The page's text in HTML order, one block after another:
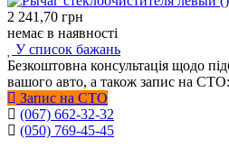
2 241,70 грн
немає в наявності
У список бажань
Безкоштовна консультація щодо
вашого авто, а також запис на СТО:
Запис на СТО
(067) 662-32-32
(050) 769-45-45